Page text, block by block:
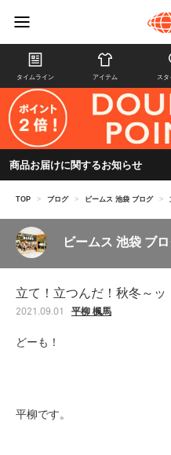
タイムライン アイテム スタ
商品お届けに関するお知らせ
TOP > ブログ > ビームス 池袋 ブログ >
ビームス 池袋 ブ
立て！立つんだ！秋冬～
2021.09.01 平柳 楓馬
どーも！
平柳です。